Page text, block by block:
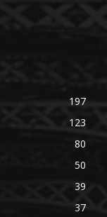
197
123
80
50
39
37